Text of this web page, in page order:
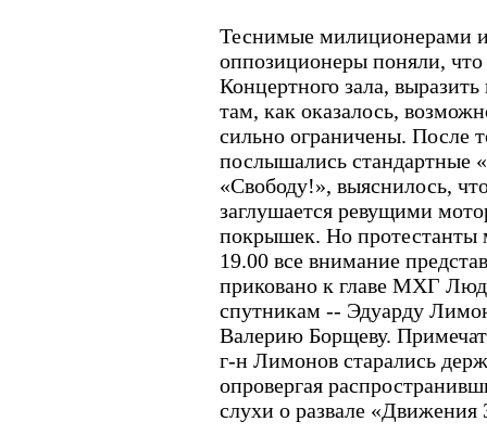
Теснимые милиционерами
оппозиционеры поняли,
Концертного зала,
там, как оказалось,
сильно ограничены. После
послышались стандартные
«Свободу!», выяснилось,
заглушается ревущими
покрышек. Но протестанты
19.00 все внимание
приковано к главе МХГ
спутникам -- Эдуарду
Валерию Борщеву.
г-н Лимонов старались
опровергая
слухи о развале «Движения